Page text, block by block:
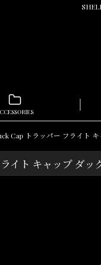
Cap トラッパー フライト
イト キャップ ダッ